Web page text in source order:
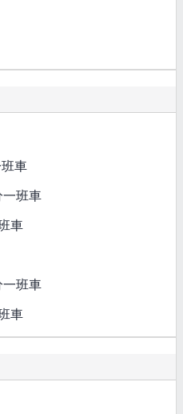
車
一班車
車
一班車
車